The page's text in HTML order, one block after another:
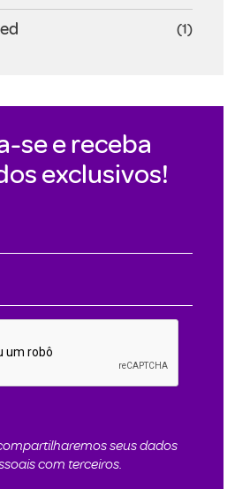
(1)
se e receba
exclusivos!
seus dados
com terceiros.